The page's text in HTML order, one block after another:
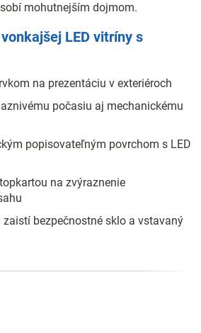
mohutnejším dojmom.
LED vitríny s
na prezentáciu v exteriéroch
počasiu aj mechanickému
popisovateľným povrchom s LED
na zvýraznenie
bezpečnostné sklo a vstavaný